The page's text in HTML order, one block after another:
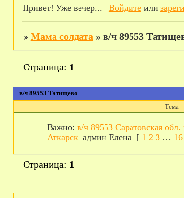
Привет! Уже вечер... Войдитеили
» Мама солдата » в/ч 89553
в/ч 89553 Татищево
Страница: 1
Тема
Важно: в/ч 89553 Саратовская
Аткарск админ Елена [ 1 2 3 … 16
Страница: 1